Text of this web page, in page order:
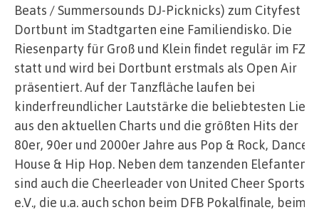
Beats / Summersounds DJ-Picknicks) zum Cityfest
Dortbunt im Stadtgarten eine Familiendisko. Die
Riesenparty für Groß und Klein findet regulär im FZW
statt und wird bei Dortbunt erstmals als Open Air
präsentiert. Auf der Tanzfläche laufen bei
kinderfreundlicher Lautstärke die beliebtesten
aus den aktuellen Charts und die größten Hits der
80er, 90er und 2000er Jahre aus Pop & Rock, Dance,
House & Hip Hop. Neben dem tanzenden Elefanten
sind auch die Cheerleader von United Cheer Sports
e.V., die u.a. auch schon beim DFB Pokalfinale, beim